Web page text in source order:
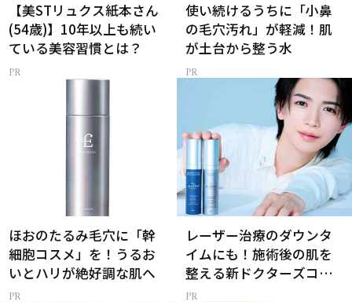
【美STリュクス紙本さん
(54歳)】10年以上も続い
ている美容習慣とは？
使い続けるうちに「小鼻
の毛穴汚れ」が軽減！肌
が土台から整う水
ほおのたるみ毛穴に「幹
細胞コスメ」を！うるお
いとハリが絶好調な肌へ
レーザー治療のダウンタ
イムにも！施術後の肌を
整える新ドクターズコス
メ